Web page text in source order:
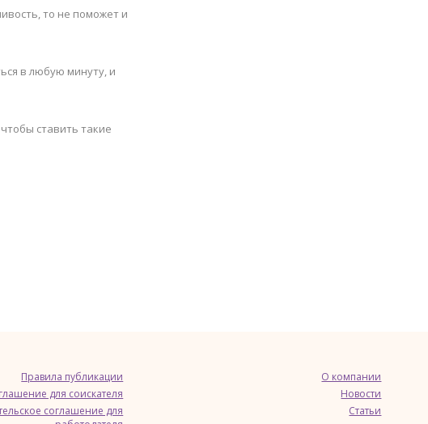
то не поможет и
в любую минуту, и
ставить такие
Правила публикации
для соискателя
соглашение для
О компании
Новости
Статьи